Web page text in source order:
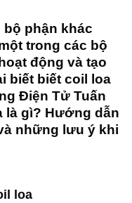
phận khác
trong các bộ
động và tạo
biết biết coil loa
Điện Tử Tuấn
là gì? Hướng dẫn
những lưu ý khi
loa